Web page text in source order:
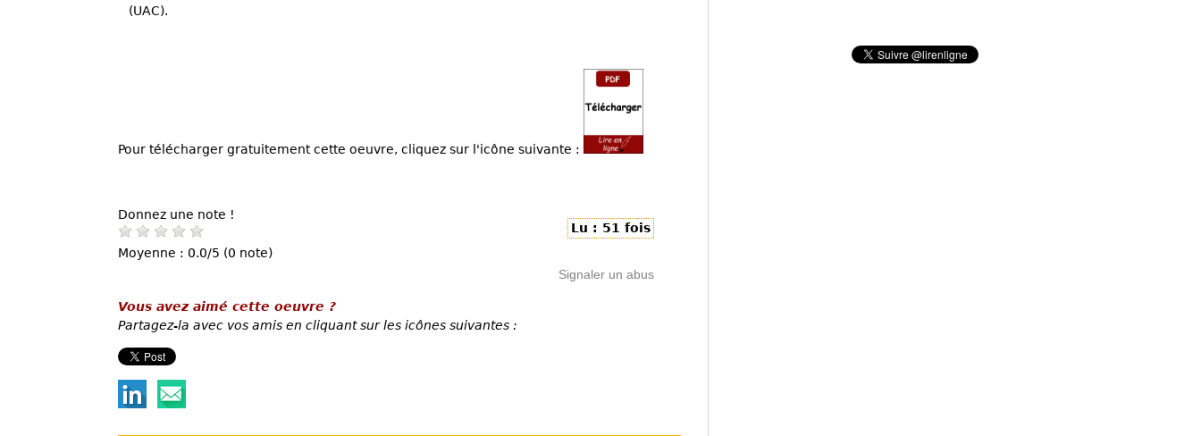
(UAC).
Pour télécharger gratuitement cette oeuvre, cliquez sur l'icône suivante :
Donnez une note !
Moyenne : 0.0/5 (0 note)
Lu : 51 fois
Signaler un abus
Vous avez aimé cette oeuvre ?
Partagez-la avec vos amis en cliquant sur les icônes suivantes :